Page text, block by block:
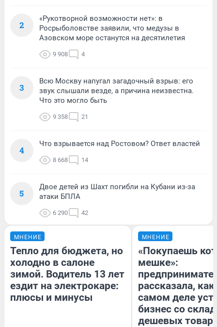
2
«Рукотворной возможности нет»: в
Росрыболовстве заявили, что медузы в
Азовском море останутся на десятилетия
9 908 4
3
Всю Москву напугал загадочный взрыв: его
звук слышали везде, а причина неизвестна.
Что это могло быть
9 358 21
4
Что взрывается над Ростовом? Ответ властей
8 668 14
5
Двое детей из Шахт погибли на Кубани из-за
атаки БПЛА
6 290 42
МНЕНИЕ
Тепло для бюджета, но
холодно в салоне
зимой. Водитель 13 лет
ездит на электрокаре:
плюсы и минусы
МНЕНИЕ
«Покупаешь
мешке»:
рассказала, как
самом деле
бизнес со
дешевых